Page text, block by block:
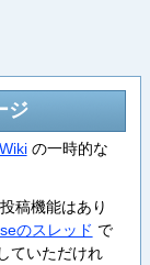
ジ
の一時的な
稿機能はあり
のスレッド で
ていただけれ